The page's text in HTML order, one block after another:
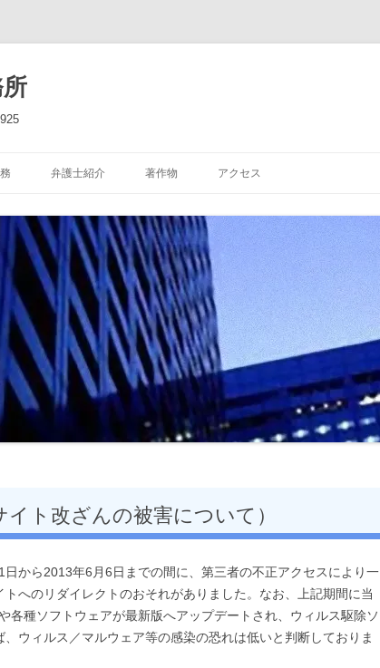
弁護士紹介 著作物
会社法務の手続と書式
信託と倒産
弁護士が答える葬儀・お墓・相続・
遺言Ｑ＆Ａ
新会社法A2Z 非公開会社の実務 全2
最新取締役の実務マニュアル
破産の法律相談
証拠・資料収集マニュアル
アクセス
ト改ざんの被害について）
から2013年6月6日までの間に、第三者の不正アクセスにより一
へのリダイレクトのおそれがありました。なお、上記期間に当
各種ソフトウェアが最新版へアップデートされ、ウィルス駆除ソ
ウィルス／マルウェア等の感染の恐れは低いと判断しておりま